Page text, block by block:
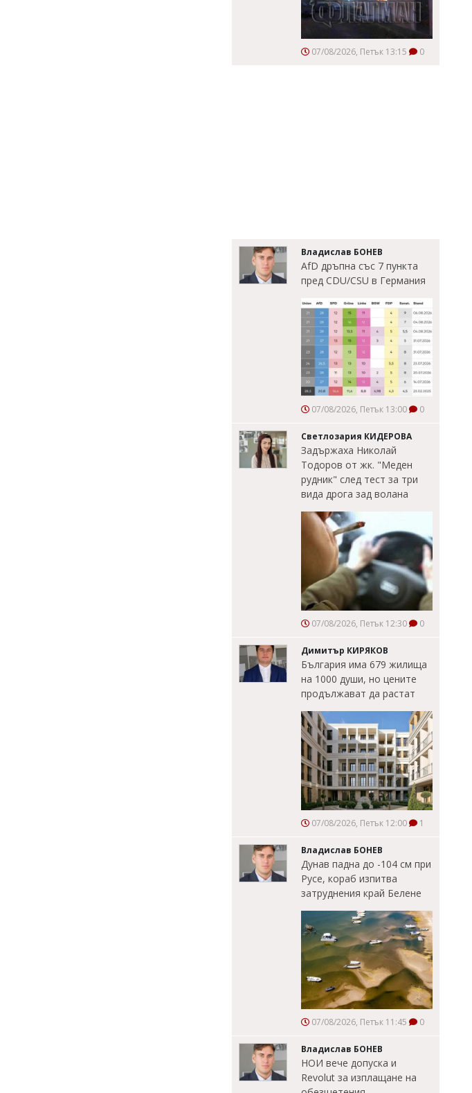
07/08/2026, Петък 13:15 0
Владислав БОНЕВ
AfD дръпна със 7 пункта
пред CDU/CSU в Германия
07/08/2026, Петък 13:00 0
Светлозария КИДЕРОВА
Задържаха Николай
Тодоров от жк. "Меден
рудник" след тест за три
вида дрога зад волана
07/08/2026, Петък 12:30 0
Димитър КИРЯКОВ
България има 679 жилища
на 1000 души, но цените
продължават да растат
07/08/2026, Петък 12:00 1
Владислав БОНЕВ
Дунав падна до -104 см при
Русе, кораб изпитва
затруднения край Белене
07/08/2026, Петък 11:45 0
Владислав БОНЕВ
НОИ вече допуска и
Revolut за изплащане на